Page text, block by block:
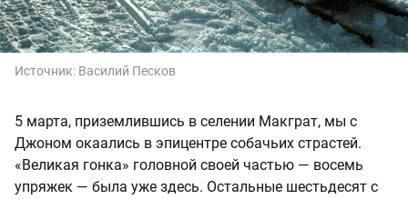
Источник: Василий Песков
5 марта, приземлившись в селении Макграт, мы с
Джоном окаались в эпицентре собачьих страстей.
«Великая гонка» головной своей частью — восемь
упряжек — была уже здесь. Остальные шестьдесят с